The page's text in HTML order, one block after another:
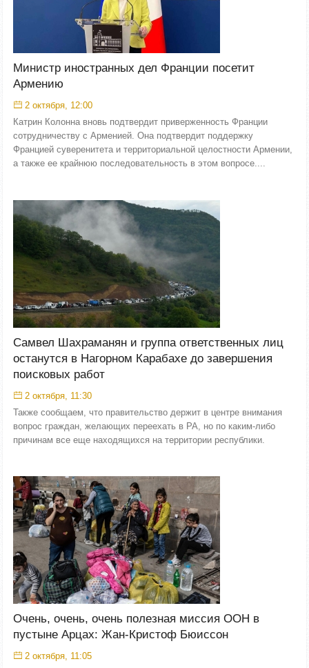
Министр иностранных дел Франции посетит
Армению
2 октября, 12:00
Катрин Колонна вновь подтвердит приверженность Франции
сотрудничеству с Арменией. Она подтвердит поддержку
Францией суверенитета и территориальной целостности Армении,
а также ее крайнюю последовательность в этом вопросе....
Самвел Шахраманян и группа ответственных лиц
останутся в Нагорном Карабахе до завершения
поисковых работ
2 октября, 11:30
Также сообщаем, что правительство держит в центре внимания
вопрос граждан, желающих переехать в РА, но по каким-либо
причинам все еще находящихся на территории республики.
Очень, очень, очень полезная миссия ООН в
пустыне Арцах: Жан-Кристоф Бюиссон
2 октября, 11:05